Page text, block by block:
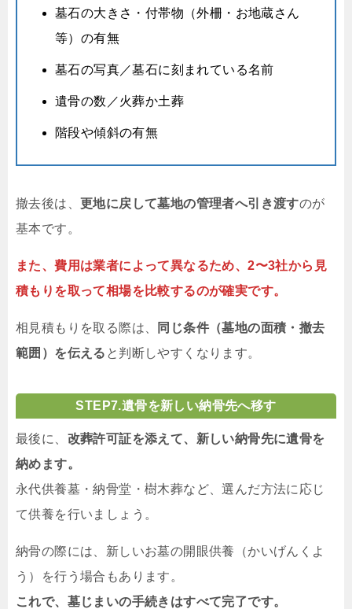
墓石の大きさ・付帯物（外柵・お地蔵さん
等）の有無
墓石の写真／墓石に刻まれている名前
遺骨の数／火葬か土葬
階段や傾斜の有無
撤去後は、 更地に戻して墓地の管理者へ引き渡すのが
基本です。
また、費用は業者によって異なるため、2〜3社から見
積もりを取って相場を比較するのが確実です。
相見積もりを取る際は、
同じ条件（墓地の面積・撤去
範囲）を伝える と判断しやすくなります。
STEP7.遺骨を新しい納骨先へ移す
最後に、 改葬許可証を添えて、新しい納骨先に遺骨を
納めます。
永代供養墓・納骨堂・樹木葬など、選んだ方法に応じ
て供養を行いましょう。
納骨の際には、新しいお墓の開眼供養（かいげんくよ
う）を行う場合もあります。
これで、墓じまいの手続きはすべて完了です。